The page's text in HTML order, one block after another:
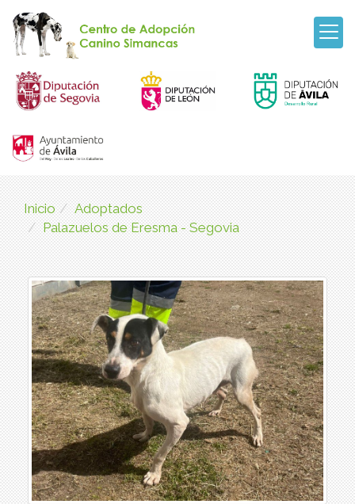
Inicio
Adoptados
Palazuelos de Eresma - Segovia